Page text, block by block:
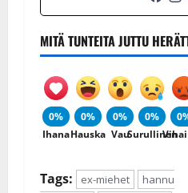
MITÄ TUNTEITA JUTTU
0%
Ihana
0%
Hauska
0%
Vau
0%
Surullinen
Tags: ex-miehet
hannu